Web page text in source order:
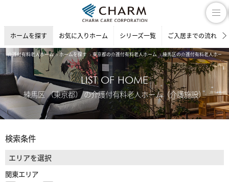
ホームを探す お気に入りホーム シリーズ一覧 ご入居までの流れ
介護付有料老人ホーム ホームを探す 東京都の介護付有料老人ホーム 練馬区の介護付有料老人ホーム
LIST OF HOME
練馬区 （東京都） の介護付有料老人ホーム（介護施設）
検索条件
エリアを選択
関東エリア